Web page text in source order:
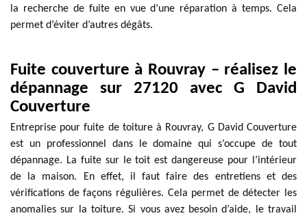
la recherche de fuite en vue d’une réparation à temps. Cela
permet d’éviter d’autres dégâts.
Fuite couverture à Rouvray – réalisez le
dépannage sur 27120 avec G David
Couverture
Entreprise pour fuite de toiture à Rouvray, G David Couverture
est un professionnel dans le domaine qui s’occupe de tout
dépannage. La fuite sur le toit est dangereuse pour l’intérieur
de la maison. En effet, il faut faire des entretiens et des
vérifications de façons régulières. Cela permet de détecter les
anomalies sur la toiture. Si vous avez besoin d’aide, le travail